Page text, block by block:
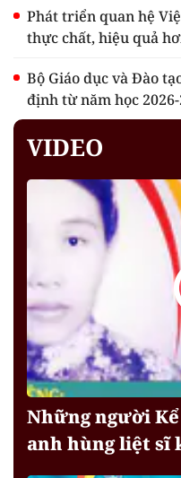
Phát triển quan hệ
thực chất, hiệu quả
Bộ Giáo dục và Đào
định từ năm học 2026-
VIDEO
Những người
anh hùng liệt sĩ